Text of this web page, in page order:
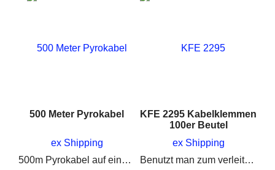
500 Meter Pyrokabel
ex Shipping
500m Pyrokabel auf einer stabilen Rolle, zum verlängern von Elektrozündern
KFE 2295 Kabelklemmen
100er Beutel
ex Shipping
Benutzt man zum verleiten mit Elektrozünder